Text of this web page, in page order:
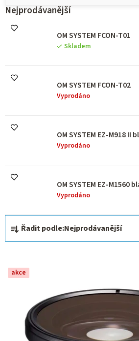
Nejprodávanější
OM SYSTEM FCON-T01
Skladem
OM SYSTEM FCON-T02
Vyprodáno
OM SYSTEM EZ-M918 II
Vyprodáno
OM SYSTEM EZ-M1560
Vyprodáno
Ř
a
e
n
Řadit podle:Nejprodávanější
s
akce